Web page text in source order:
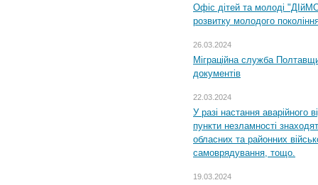
Офіс дітей та молоді
розвитку молодого
26.03.2024
Міграційна служба
документів
22.03.2024
У разі настання аварійного
пункти незламності
обласних та районних
самоврядування, тощо.
19.03.2024